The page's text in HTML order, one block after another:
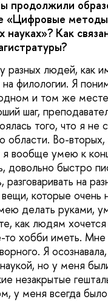
продолжили
«Цифровые
науках»? Как
разных людей, как
филологии. Я
и том же
шаг,
того, что я не
области. Во-
я вообще умею к
довольно быстро
разговаривать на
которые очень
делать руками,
как людям
то хобби иметь.
Я
но у меня
незакрытые
у меня всегда было